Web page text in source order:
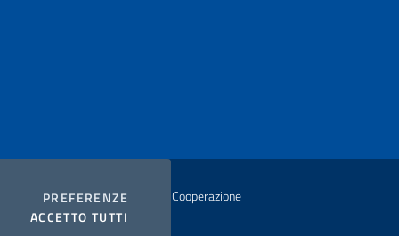
PREFERENZE COOKIES
ACCETTO TUTTI
degli Affari Esteri e della Cooperazione